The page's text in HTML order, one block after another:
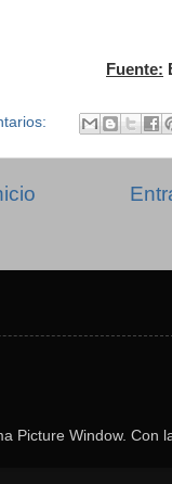
Fuente:
Picture Window. Con